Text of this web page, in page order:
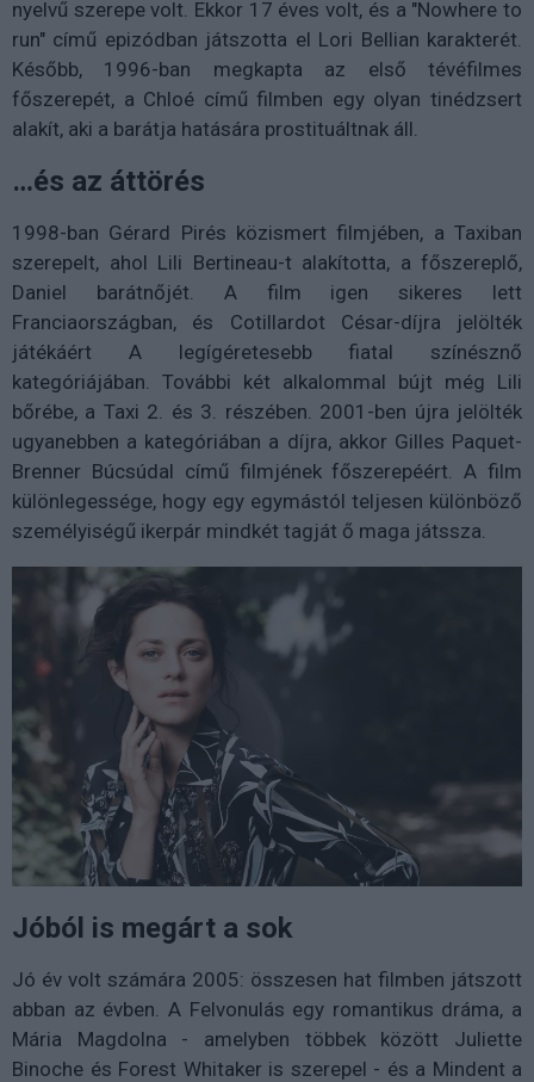
nyelvű szerepe volt. Ekkor 17 éves volt, és a "Nowhere to
run" című epizódban játszotta el Lori Bellian karakterét.
Később, 1996-ban megkapta az első tévéfilmes
főszerepét, a Chloé című filmben egy olyan tinédzsert
alakít, aki a barátja hatására prostituáltnak áll.
…és az áttörés
1998-ban Gérard Pirés közismert filmjében, a Taxiban
szerepelt, ahol Lili Bertineau-t alakította, a főszereplő,
Daniel barátnőjét. A film igen sikeres lett
Franciaországban, és Cotillardot César-díjra jelölték
játékáért A legígéretesebb fiatal színésznő
kategóriájában. További két alkalommal bújt még Lili
bőrébe, a Taxi 2. és 3. részében. 2001-ben újra jelölték
ugyanebben a kategóriában a díjra, akkor Gilles Paquet-
Brenner Búcsúdal című filmjének főszerepéért. A film
különlegessége, hogy egy egymástól teljesen különböző
személyiségű ikerpár mindkét tagját ő maga játssza.
Jóból is megárt a sok
Jó év volt számára 2005: összesen hat filmben játszott
abban az évben. A Felvonulás egy romantikus dráma, a
Mária Magdolna - amelyben többek között Juliette
Binoche és Forest Whitaker is szerepel - és a Mindent a